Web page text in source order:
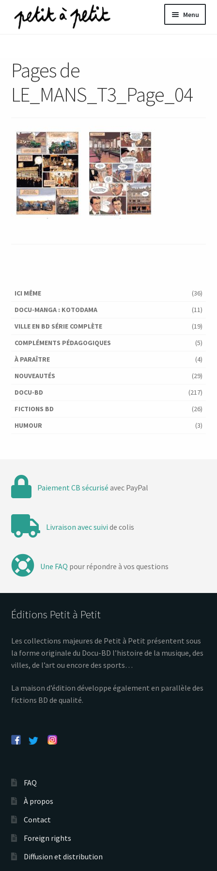
Aller
à
Aller
au
Menu
Pages de
LE_MANS_T3_Page_04
ICI MÊME
(36)
DOCU-MANGA : KOTODAMA
(11)
VILLE EN BD SÉRIE COMPLÈTE
(19)
COMPLÉMENTS PÉDAGOGIQUES
(5)
À PARAÎTRE
(4)
NOUVEAUTÉS
(29)
DOCU-BD
(217)
FICTIONS BD
(26)
HUMOUR
(3)
Paiement CB sécurisé avec PayPal
Livraison avec suivi de colis
Une FAQ pour répondre à vos questions
Éditions Petit à Petit
Les collections majeures de Petit à Petit présentent sous
la forme originale du Docu-BD l’histoire de la musique, des
villes, de l’art ou encore des sports…
La maison d’édition développe également en parallèle des
fictions BD de qualité.
FAQ
À propos
Contact
Foreign rights
Diffusion et distribution